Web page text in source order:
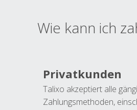
Wie kann ich
Privatkunden
Talixo akzeptiert alle
Zahlungsmethoden,